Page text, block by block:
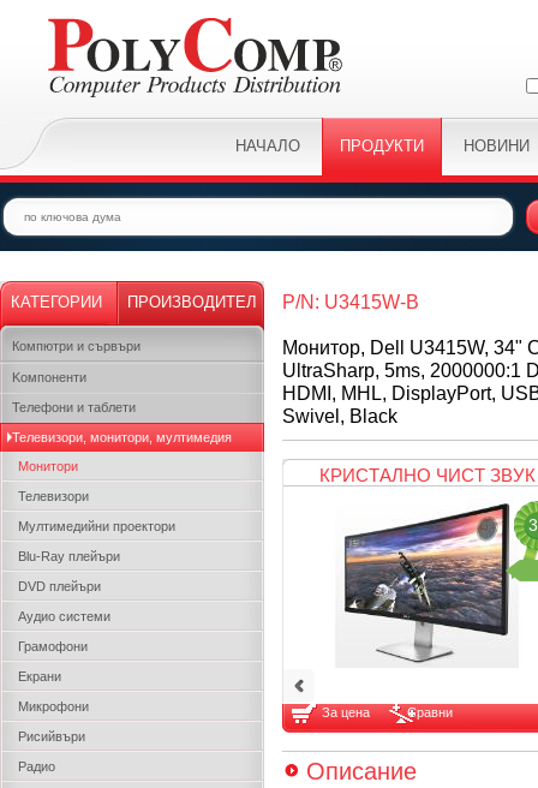
НАЧАЛО ПРОДУКТИ НОВИНИ
КАТЕГОРИИ ПРОИЗВОДИТЕЛ
Компютри и сървъри
Kомпоненти
Телефони и таблети
Телевизори, монитори, мултимедия
Монитори
Телевизори
Мултимедийни проектори
Blu-Ray плейъри
DVD плейъри
Аудио системи
Грамофони
Екрани
Микрофони
Рисийвъри
Радио
P/N: U3415W-B
Монитор, Dell U3415W, 34"
UltraSharp, 5ms, 2000000:1
HDMI, MHL, DisplayPort,
Swivel, Black
КРИСТАЛНО ЧИСТ ЗВУК
За цена Сравни
Описание